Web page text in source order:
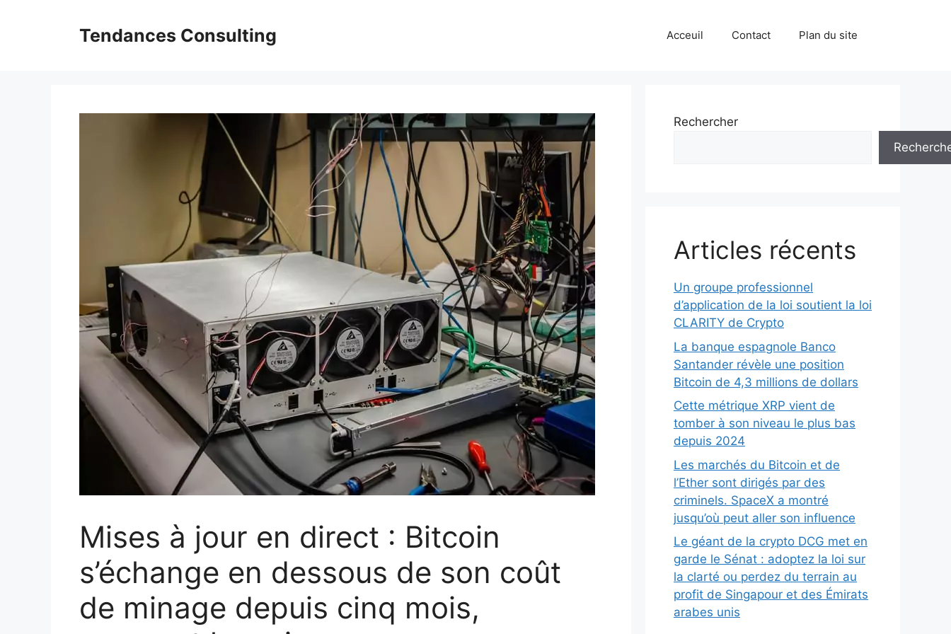
Tendances Consulting Acceuil Contact Plan du site
Mises à jour en direct : Bitcoin
s’échange en dessous de son coût
de minage depuis cinq mois,
Rechercher
Articles récents
Un groupe professionnel
d’application de la loi soutient la loi
CLARITY de Crypto
La banque espagnole Banco
Santander révèle une position
Bitcoin de 4,3 millions de dollars
Cette métrique XRP vient de
tomber à son niveau le plus bas
depuis 2024
Les marchés du Bitcoin et de
l’Ether sont dirigés par des
criminels. SpaceX a montré
jusqu’où peut aller son influence
Le géant de la crypto DCG met en
garde le Sénat : adoptez la loi sur
la clarté ou perdez du terrain au
profit de Singapour et des Émirats
arabes unis